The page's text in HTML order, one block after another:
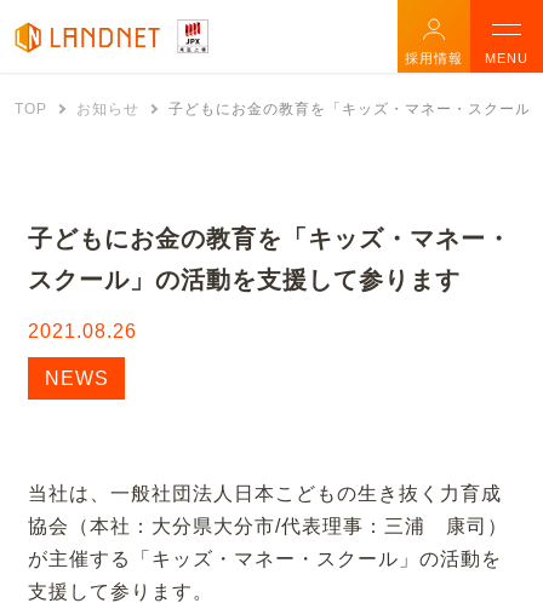
採用情報 MENU
TOP お知らせ 子どもにお金の教育を「キッズ・マネー・スクール
子どもにお金の教育を「キッズ・マネー・
スクール」の活動を支援して参ります
2021.08.26
NEWS
当社は、一般社団法人日本こどもの生き抜く力育成
協会（本社：大分県大分市/代表理事：三浦 康司）
が主催する「キッズ・マネー・スクール」の活動を
支援して参ります。